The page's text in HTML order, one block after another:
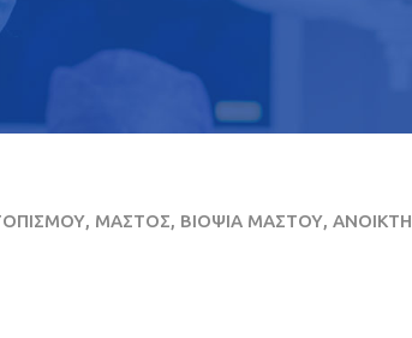
ΜΑΣΤΟΣ, ΒΙΟΨΙΑ ΜΑΣΤΟΥ, ΑΝΟΙΚΤΗ